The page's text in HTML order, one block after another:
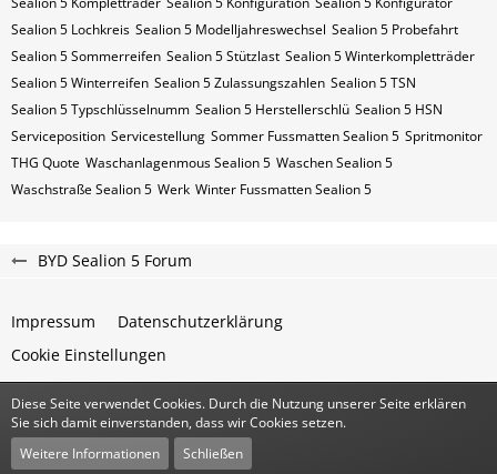
Sealion 5 Lochkreis Sealion 5 Modelljahreswechsel Sealion 5 Probefahrt
Sealion 5 Sommerreifen Sealion 5 Stützlast Sealion 5 Winterkompletträder
Sealion 5 Winterreifen Sealion 5 Zulassungszahlen Sealion 5​​​​ TSN
Sealion 5​​​​ Typschlüsselnumm Sealion 5​​​​​ Herstellerschlü Sealion 5​​​​​ HSN
Serviceposition Servicestellung Sommer Fussmatten Sealion 5 Spritmonitor
THG Quote Waschanlagenmous Sealion 5 Waschen Sealion 5
Waschstraße Sealion 5 Werk Winter Fussmatten Sealion 5
BYD Sealion 5 Forum
Impressum
Datenschutzerklärung
Cookie Einstellungen
Community-Software:WoltLab Suite™
Stil:Classicvon
Diese Seite verwendet Cookies. Durch die Nutzung unserer Seite erklären
Sie sich damit einverstanden, dass wir Cookies setzen.
Weitere Informationen
Schließen